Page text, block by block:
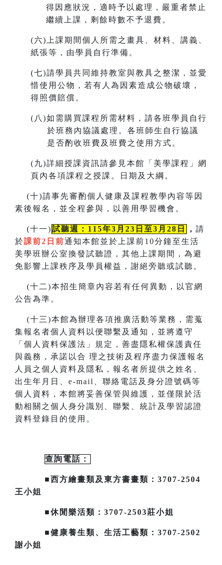
得因應狀況，適時予以處理，嚴重者禁止
繼續上課，剩餘時數不予退費。
(六)上課期間個人所需之畫具、材料、講義、
紙張等，由學員自行準備。
(七)請學員共同維持教室與教具之整潔，並愛
惜使用公物，若有人為因素造成公物破壞，
得照價賠償。
( 八)如需購買課程所需材料，請各班學員自行
於班務內協議處理。各班師生自行協議
是否酌收班費及班費之使用方式。
(九)詳細授課資訊請參見本館「美學課程」網
頁內各項課程之授課。
日期及大綱。
(十)請事先審酌個人健康及課程教學內容等因
素後報名，並全程參與，以善用學習機會。
(十一)試聽週：115年3月23日至3月28日 ， 請
於課前2日前通知本館並於上課前10分鐘至生活
美學班辦公室換發試聽證， 其他上課期間，為避
免影響上課秩序及學員權益，謝絕旁聽或試聽。
(十二)本招生簡章內容若有任何異動 ， 以官網
公告為準。
(十三)本館為辦理各項推廣活動等業務，需蒐
集報名者個人資料以便聯繫及通知，並將遵守
「個人資料保護法」規定，善盡隱私權保護責任
與義務，承諾以合 理之技術及程序盡力保護報名
人員之個人資料及隱私，報名者所提供之姓名、
出生年月日、 e-mail 、聯絡電話及身分證號碼等
個人資料，本館將妥善保管與維護，並僅限於活
動相關之個人身分識別、聯繫、統計及 學習認證
資料登錄目的使用。
查詢電話：
■西方繪畫類及東方書畫類：3707-2504
王小姐
■休閒樂活類：3707-2503莊小姐
■健康養生類、生活工藝類：3707-2502
謝小姐